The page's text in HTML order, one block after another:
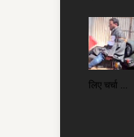
लिए चर्चा ...